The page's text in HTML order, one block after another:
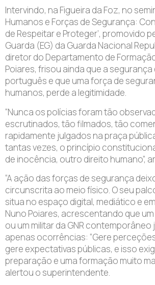
Intervindo, na Figueira da Foz, no
Humanos e Forças de Segurança:
de Respeitar e Proteger’, promovido
Guarda (EG) da Guarda Nacional
diretor do Departamento de Formação
Poiares, frisou ainda que a
português e que uma força de
humanos, perde a legitimidade.
“Nunca os polícias foram tão
escrutinados, tão filmados, tão
rapidamente julgados na praça
tantas vezes, o princípio
de inocência, outro direito humano”,
“A ação das forças de segurança
circunscrita ao meio físico. O seu
situa no espaço digital, mediático e
Nuno Poiares, acrescentando que um
ou um militar da GNR contemporâneo
apenas ocorrências: “Gere
gere expectativas públicas, e isso
preparação e uma formação muito
alertou o superintendente.